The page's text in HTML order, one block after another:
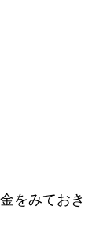
をみておき